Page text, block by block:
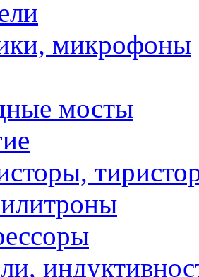
микрофоны
мосты